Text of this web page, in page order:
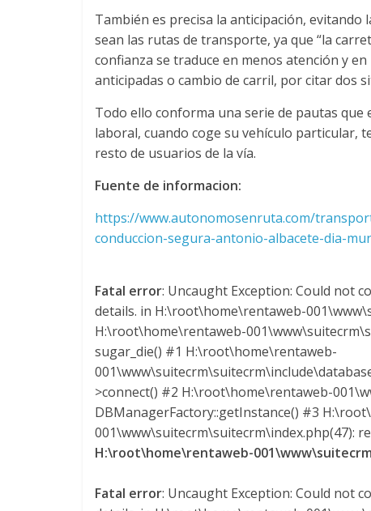
p
o
s
y
M
a
q
u
n
a
También es precisa la anticipación, evitando
sean las rutas de transporte, ya que “la
confianza se traduce en menos atención y
anticipadas o cambio de carril, por citar dos
Todo ello conforma una serie de pautas
laboral, cuando coge su vehículo particular,
resto de usuarios de la vía.
Fuente de informacion:
https://www.autonomosenruta.com/
conduccion-segura-antonio-albacete-dia-
Fatal error: Uncaught Exception: Could not
details. in H:\root\home\rentaweb-
H:\root\home\rentaweb-
sugar_die() #1 H:\root\home\rentaweb-
>connect() #2 H:\root\home\rentaweb-
DBManagerFactory::getInstance() #3
001\www\suitecrm\suitecrm\index.php(47):
H:\root\home\rentaweb-
Fatal error: Uncaught Exception: Could not